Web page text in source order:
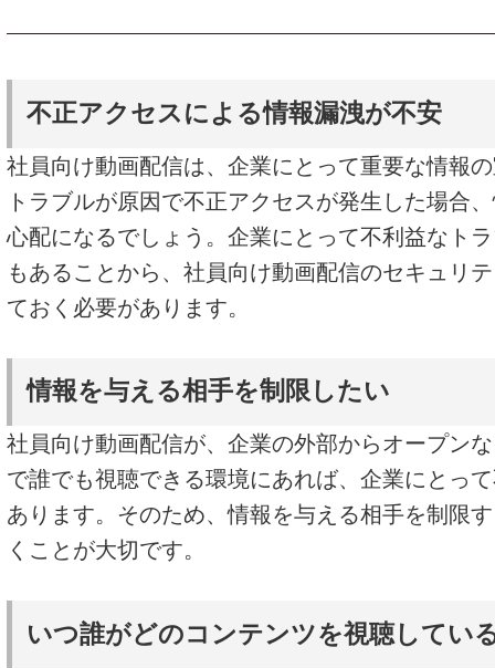
不正アクセスによる情報漏洩が不安
社員向け動画配信は、企業にとって重要な情報
トラブルが原因で不正アクセスが発生した場合
心配になるでしょう。企業にとって不利益なト
もあることから、社員向け動画配信のセキュリ
ておく必要があります。
情報を与える相手を制限したい
社員向け動画配信が、企業の外部からオープン
で誰でも視聴できる環境にあれば、企業にとっ
あります。そのため、情報を与える相手を制限
くことが大切です。
いつ誰がどのコンテンツを視聴してい